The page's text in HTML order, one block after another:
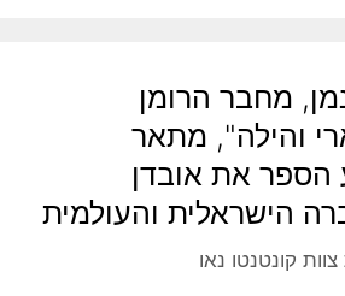
מחבר הרומן
והילה", מתאר
את אובדן
הישראלית והעולמית
צוות קונטנטו נאו